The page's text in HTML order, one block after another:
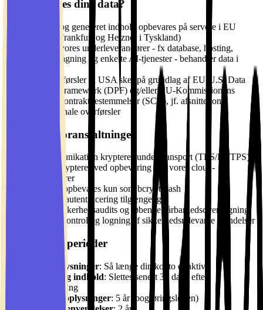
Hvor gemmes dine data?
Billeder og genereret indhold opbevares på servere i EU
(AWS i Frankfurt og Hetzner i Tyskland)
Visse af vores underleverandører - fx database, hosting,
fejlovervågning og enkelte AI-tjenester - behandler data i
Alle overførsler til USA sker på grundlag af EU-U.S. Data
Privacy Framework (DPF) og/eller EU-Kommissionens
standardkontraktbestemmelser (SCC), jf. afsnittet om
internationale overførsler
Sikkerhedsforanstaltninger
Al kommunikation krypteres under transport (TLS/HTTPS),
og data krypteres ved opbevaring hos vores cloud-
leverandører
Kodeord opbevares kun som bcrypt-hash
To-faktor autentificering tilgængelig
Interne sikkerhedsaudits og løbende sårbarhedsovervågning
Adgangskontrol og logning af sikkerhedsrelevante hændelser
Opbevaringsperioder
Kontooplysninger: Så længe din konto er aktiv
Billeder og indhold: Slettes senest 30 dage efter
kontosletning
Betalingsoplysninger: 5 år (bogføringsloven)